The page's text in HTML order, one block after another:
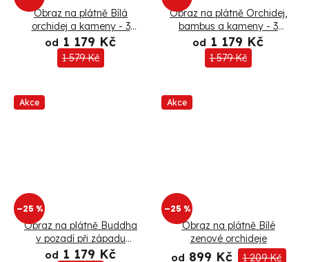
ů
Obraz na plátně Bílá
orchidej a kameny - 3
dílný
od 1 179 Kč
1 579 Kč
Obraz na plátně Orchidej,
bambus a kameny - 3
dílný
od 1 179 Kč
1 579 Kč
Akce
–25 %
Obraz na plátně Buddha
v pozadí při západu
slunce - 3 dílný
od 1 179 Kč
Akce
–25 %
Obraz na plátně Bílé
zenové orchideje
od 899 Kč 1 209 Kč